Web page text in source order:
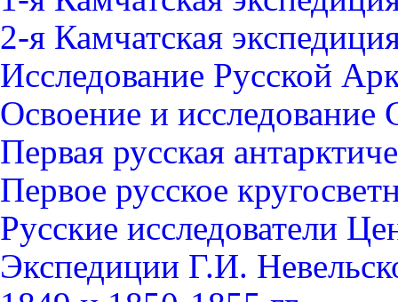
2-я Камчатская
Исследование Русской
Освоение и
Первая русская
Первое русское
Русские исследователи
Экспедиции Г.И.